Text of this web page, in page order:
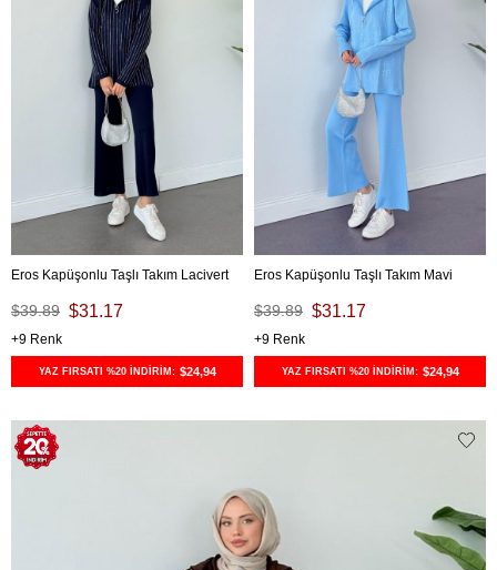
Eros Kapüşonlu Taşlı Takım Lacivert
$31.17
$39.89
9
YAZ FIRSATI %20 İNDİRİM: $24,94
Eros Kapüşonlu Taşlı Takım Mavi
$31.17
$39.89
9
YAZ FIRSATI %20 İNDİRİM: $24,94